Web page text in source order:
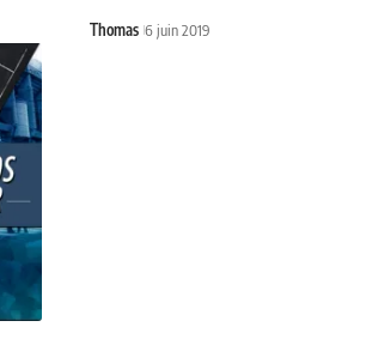
Thomas 6 juin 2019